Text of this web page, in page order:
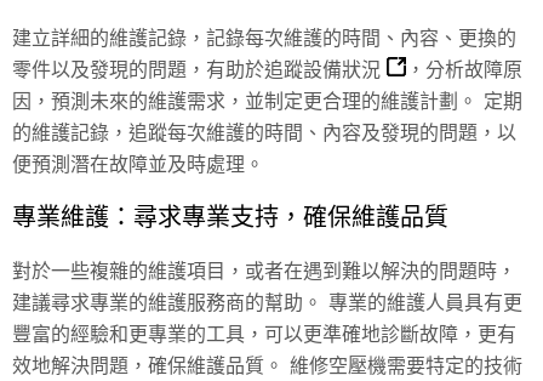
建立詳細的維護記錄，記錄每次維護的時間、內容、更換的
零件以及發現的問題， 有助於追蹤設備狀況
，分析故障原
因，預測未來的維護需求，並制定更合理的維護計劃。 定期
的維護記錄，追蹤每次維護的時間、內容及發現的問題，以
便預測潛在故障並及時處理。
專業維護：尋求專業支持，確保維護品質
對於一些複雜的維護項目，或者在遇到難以解決的問題時，
建議尋求專業的維護服務商的幫助。 專業的維護人員具有更
豐富的經驗和更專業的工具，可以更準確地診斷故障，更有
效地解決問題，確保維護品質。 維修空壓機需要特定的技術